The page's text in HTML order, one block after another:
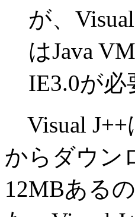
が、
はJava
IE3.0が必
Visual J++
からダウン
12MBある